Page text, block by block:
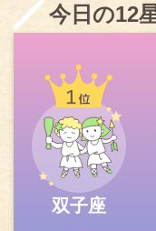
今日の12
双子座